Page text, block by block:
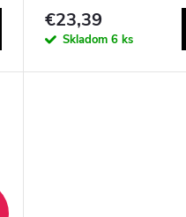
€23,39
Skladom6 ks